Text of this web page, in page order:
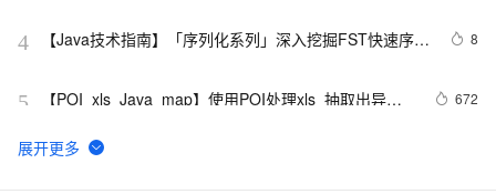
4
【Java技术指南】「序列化系列」深入挖掘FST快速序列
8
5
【POI  xls  Java  map】使用POI处理xls  抽取出异常
高度
672
6 Java 注解 阐释 hibernate ORM